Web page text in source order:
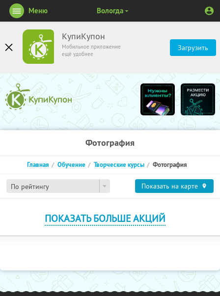
КупиКупон
Мобильное приложение
ещё удобнее
Загрузить
Меню Вологда
Фотография
По рейтингу
Главная Обучение Творческие курсы Фотография
Показать на карте
ПОКАЗАТЬ БОЛЬШЕ АКЦИЙ